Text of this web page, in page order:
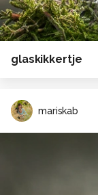
glaskikkertje
mariskab